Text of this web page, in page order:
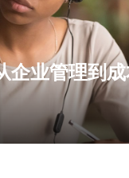
企业管理到